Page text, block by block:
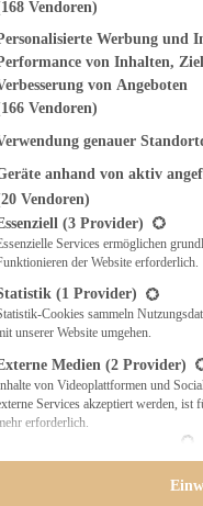
& QUICHES
Vendoren)
Werbung und
von Inhalten,
von Angeboten
Vendoren)
genauer
anhand von aktiv
Vendoren)
eine Liste der Service-
(3 Provider)
Services ermöglichen
der Website erforderlich.
(1 Provider)
Cookies sammeln
unserer Website umgehen.
Medien (2 Provider)
von Videoplattformen und
Services akzeptiert werden,
erforderlich.